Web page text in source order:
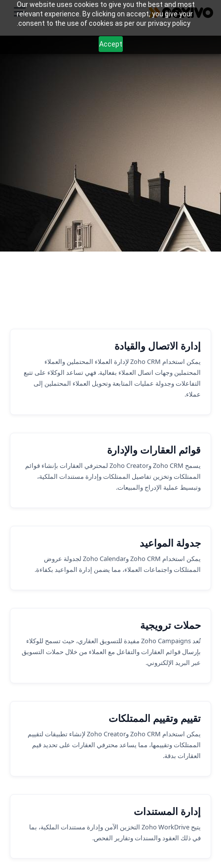
Our website uses cookies to give you the best and most
relevant experience. By clicking on accept, you give your
consent to the use of cookies as per our privacy policy.
Accept
في قطاع العقارات.
6
Number of Customers
إدارة الاتصال والقيادة
يمكن استخدام Zoho CRM لإدارة العملاء المحتملين والعملاء
المحتملين وجهات اتصال العملاء بفعالية. فهي تساعد الوكلاء على تتبع
التفاعلات وجدولة عمليات المتابعة وتحويل العملاء المحتملين إلى
عملاء.
قوائم العقارات والإدارة
يسمح Zoho CRM وZoho Creator لمحترفي العقارات بإنشاء قوائم
الممتلكات وتخزين تفاصيل الممتلكات وإدارة مستندات الملكية،
وتبسيط عملية الإدراج والمبيعات.
جدولة المواعيد
يمكن استخدام Zoho CRM وZoho Calendar لجدولة عروض
الممتلكات واجتماعات العملاء، مما يضمن إدارة المواعيد بكفاءة.
حملات ترويجية
تُعد Zoho Campaigns مفيدة للتسويق العقاري، حيث تسمح للوكلاء
بإرسال قوائم العقارات والتفاعل مع العملاء من خلال حملات التسويق
عبر البريد الإلكتروني.
تقييم وتقييم الممتلكات
يمكن استخدام Zoho CRM وZoho Creator لإنشاء تطبيقات لتقييم
الممتلكات وتقييمها، مما يساعد محترفي العقارات على تحديد قيم
العقارات بدقة.
إدارة المستندات
يتيح Zoho WorkDrive التخزين الآمن وإدارة مستندات الملكية، بما
في ذلك العقود والسندات وتقارير الفحص.